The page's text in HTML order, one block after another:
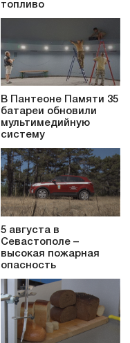
топливо
В Пантеоне Памяти 35
батареи обновили
мультимедийную
систему
5 августа в
Севастополе –
высокая пожарная
опасность